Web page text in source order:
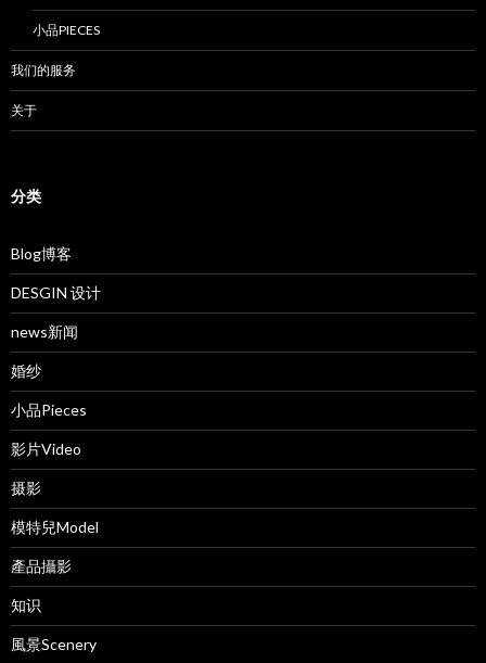
小品PIECES
我们的服务
关于
分类
Blog博客
DESGIN 设计
news新闻
婚纱
小品Pieces
影片Video
摄影
模特兒Model
產品攝影
知识
風景Scenery